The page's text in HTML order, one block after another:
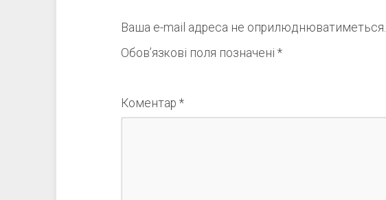
Ваша e-mail адреса не оприлюднюватиметься.
Обов’язкові поля позначені*
Коментар*